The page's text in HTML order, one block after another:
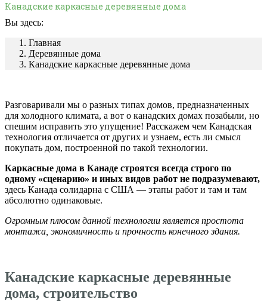
Канадские каркасные деревянные дома
Вы здесь:
Главная
Деревянные дома
Канадские каркасные деревянные дома
Разговаривали мы о разных типах домов, предназначенных
для холодного климата, а вот о канадских домах позабыли, но
спешим исправить это упущение! Расскажем чем Канадская
технология отличается от других и узнаем, есть ли смысл
покупать дом, построенной по такой технологии.
Каркасные дома в Канаде строятся всегда строго по
одному «сценарию» и иных видов работ не подразумевают,
здесь Канада солидарна с США — этапы работ и там и там
абсолютно одинаковые.
Огромным плюсом данной технологии является простота
монтажа, экономичность и прочность конечного здания.
Канадские каркасные деревянные
дома, строительство